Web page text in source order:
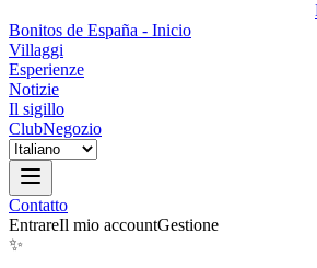
Bonitos de España - Inicio
Villaggi
Esperienze
Notizie
Il sigillo
ClubNegozio
Contatto
EntrareIl mio accountGestione
✨